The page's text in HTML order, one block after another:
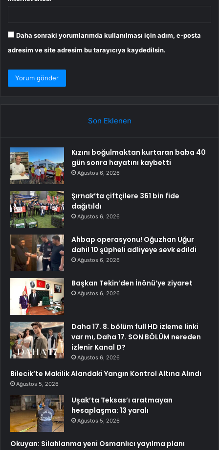
Daha sonraki yorumlarımda kullanılması için adım, e-posta
adresim ve site adresim bu tarayıcıya kaydedilsin.
Son Eklenen
Kızını boğulmaktan kurtaran baba 40
gün sonra hayatını kaybetti
Ağustos 6, 2026
Şırnak’ta çiftçilere 361 bin fide
dağıtıldı
Ağustos 6, 2026
Ahbap operasyonu! Oğuzhan Uğur
dahil 10 şüpheli adliyeye sevk edildi
Ağustos 6, 2026
Başkan Tekin’den İnönü’ye ziyaret
Ağustos 6, 2026
Daha 17. 8. bölüm full HD izleme linki
var mı, Daha 17. SON BÖLÜM nereden
izlenir Kanal D?
Ağustos 6, 2026
Bilecik’te Makilik Alandaki Yangın Kontrol Altına Alındı
Ağustos 5, 2026
Uşak’ta Teksas’ı aratmayan
hesaplaşma: 13 yaralı
Ağustos 5, 2026
Okuyan: Silahlanma yeni Osmanlıcı yayılma planı